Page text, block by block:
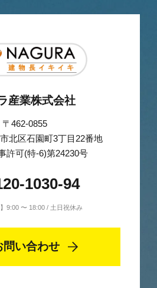
産業株式会社
〒462-0855
北区石園町3丁目22番地
許可(特-6)第24230号
1030-94
】9:00 〜 18:00 / 土日祝休み
問い合わせ